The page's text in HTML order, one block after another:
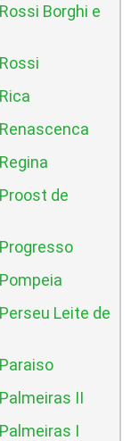
Borghi e
de
Leite de
II
I